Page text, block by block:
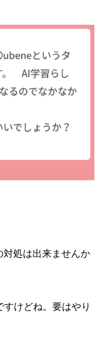
対処は出来ませんか
けどね。要はやり